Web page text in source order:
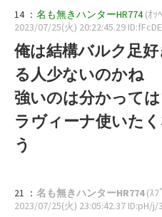
14 ： 名も無きハンターHR774(ｵｯ
2023/07/25(火) 20:22:45.29
俺は結構バルク足
る人少ないのかね
強いのは分かって
ラヴィーナ使いた
う
21 ： 名も無きハンターHR774(ｽﾌ
2023/07/25(火) 23:05:42.37 ID:pH/